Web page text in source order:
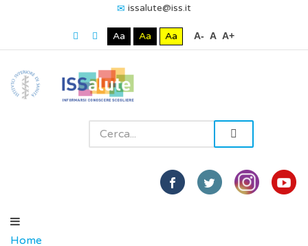
issalute@iss.it
Aa Aa Aa A- A A+
Home